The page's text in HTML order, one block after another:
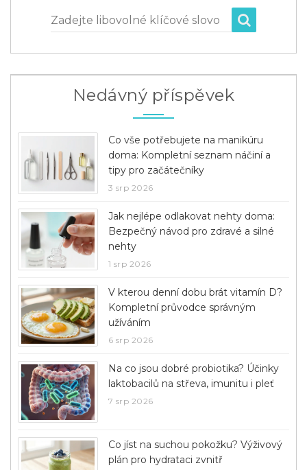
Zadejte libovolné klíčové slovo
Nedávný příspěvek
Co vše potřebujete na manikúru
doma: Kompletní seznam náčiní a
tipy pro začátečníky
3 srp 2026
Jak nejlépe odlakovat nehty doma:
Bezpečný návod pro zdravé a silné
nehty
1 srp 2026
V kterou denní dobu brát vitamín D?
Kompletní průvodce správným
užíváním
6 srp 2026
Na co jsou dobré probiotika? Účinky
laktobacilů na střeva, imunitu i pleť
7 srp 2026
Co jíst na suchou pokožku? Výživový
plán pro hydrataci zvnitř